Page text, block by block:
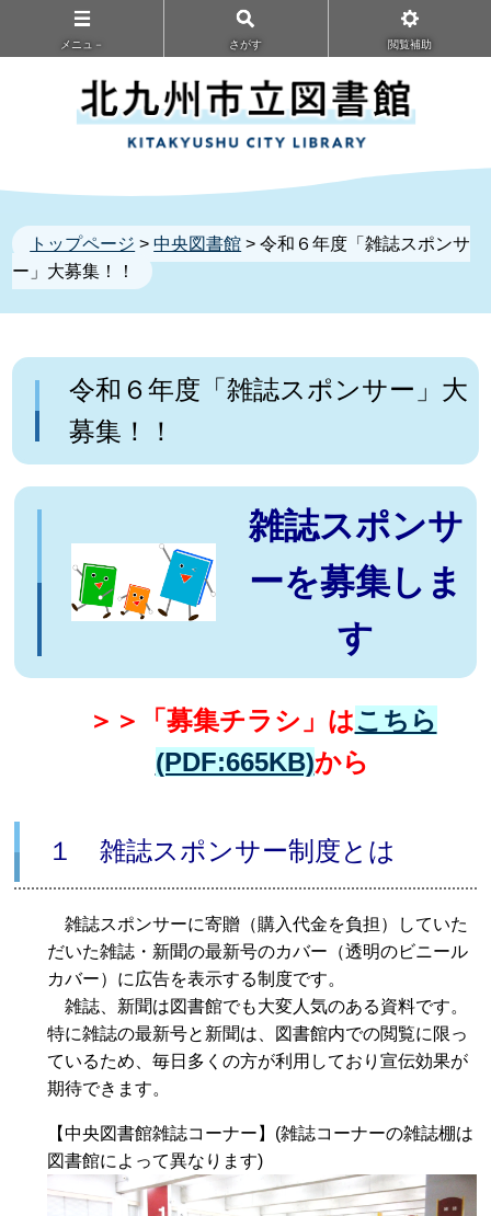
メニュ－ さがす 閲覧補助
トップページ >中央図書館 > 令和６年度「雑誌スポンサ
ー」大募集！！
令和６年度「雑誌スポンサー」大
募集！！
雑誌スポンサ
ーを募集しま
す
＞＞「募集チラシ」はこちら
(PDF:665KB)から
１ 雑誌スポンサー制度とは
雑誌スポンサーに寄贈（購入代金を負担）していた
だいた雑誌・新聞の最新号のカバー（透明のビニール
カバー）に広告を表示する制度です。
雑誌、新聞は図書館でも大変人気のある資料です。
特に雑誌の最新号と新聞は、図書館内での閲覧に限っ
ているため、毎日多くの方が利用しており宣伝効果が
期待できます。
【中央図書館雑誌コーナー】(雑誌コーナーの雑誌棚は
図書館によって異なります)